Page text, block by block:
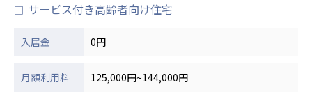
特定非営利活動法人アート応援隊
その他
Mediclude 株式会社アジアメデカ元気事業団
□ サービス付き高齢者向け住宅
入居金 0円
月額利用料 125,000円~144,000円